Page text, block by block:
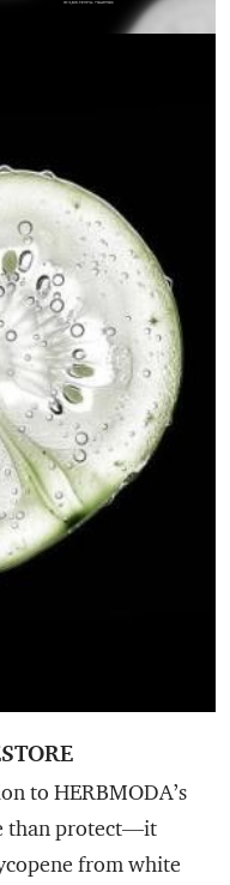
to HERBMODA’s
than protect—it
from white